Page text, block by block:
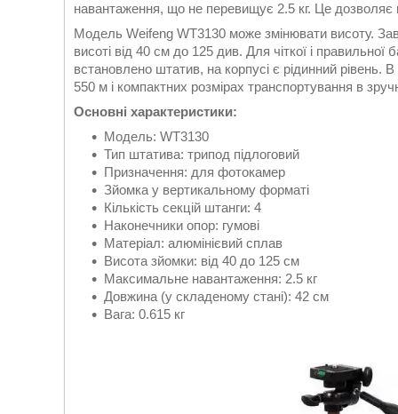
навантаження, що не перевищує 2.5 кг. Це
Модель Weifeng WT3130 може змінювати висоту.
висоті від 40 см до 125 див. Для чіткої і
встановлено штатив, на корпусі є рідинний рівень.
550 м і компактних розмірах транспортування в
Основні характеристики:
Модель: WT3130
Тип штатива: трипод підлоговий
Призначення: для фотокамер
Зйомка у вертикальному форматі
Кількість секцій штанги: 4
Наконечники опор: гумові
Матеріал: алюмінієвий сплав
Висота зйомки: від 40 до 125 см
Максимальне навантаження: 2.5 кг
Довжина (у складеному стані): 42 см
Вага: 0.615 кг